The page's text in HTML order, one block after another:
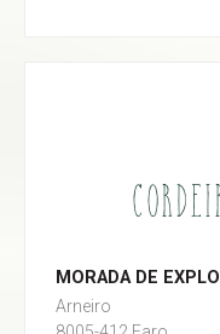
MORADA DE
Arneiro